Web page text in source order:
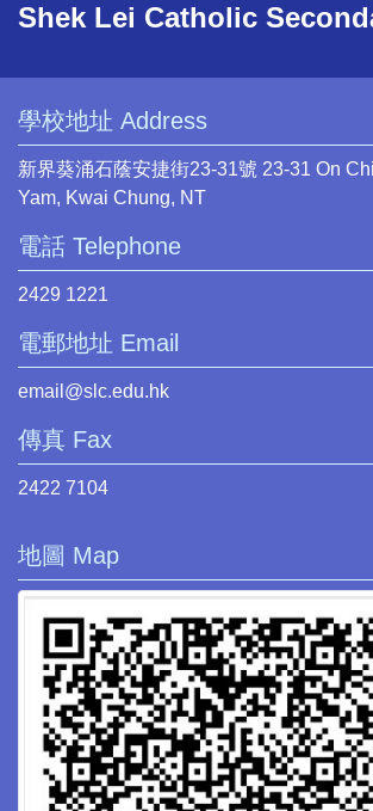
Shek Lei Catholic
學校地址 Address
新界葵涌石蔭安捷街23-31號 23-31 On
Yam, Kwai Chung, NT
電話 Telephone
2429 1221
電郵地址 Email
email@slc.edu.hk
傳真 Fax
2422 7104
地圖 Map